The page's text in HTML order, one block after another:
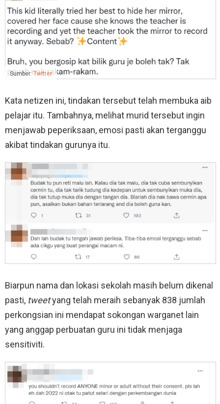
Sumber:Twitter
Kata netizen ini, tindakan tersebut telah membuka aib
pelajar itu. Tambahnya, melihat murid tersebut ingin
menjawab peperiksaan, emosi pasti akan terganggu
akibat tindakan gurunya itu.
Biarpun nama dan lokasi sekolah masih belum dikenal
pasti, tweetyang telah meraih sebanyak 838 jumlah
perkongsian ini mendapat sokongan warganet lain
yang anggap perbuatan guru ini tidak menjaga
sensitiviti.